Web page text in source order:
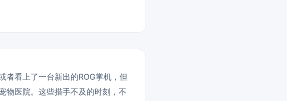
者看上了一台新出的ROG掌机，但
物医院。这些措手不及的时刻，不